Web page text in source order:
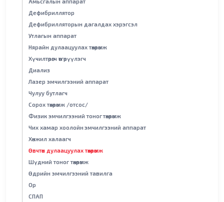
Дефибриллятор
Дефибрилляторын дагалдах хэрэгсэл
Утлагын аппарат
Нярайн дулаацуулах төхөөрөмж
Хүчилтөрөгч өтгөрүүлэгч
Диализ
Лазер эмчилгээний аппарат
Чулуу бутлагч
Сорох төхөөрөмж /отсос/
Физик эмчилгээний тоног төхөөрөмж
Чих хамар хоолойн эмчилгээний аппарат
Хөнжил халаагч
Өвчтөн дулаацуулах төхөөрөмж
Шүдний тоног төхөөрөмж
Өдрийн эмчилгээний тавилга
Ор
СПАП